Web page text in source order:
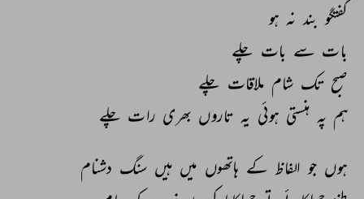
گفتگو بند نہ ہو
بات سے بات چلے
صبح تک شام ملاقات چلے
ہم پہ ہنستی ہوئی یہ تاروں بھری رات چلے
ہوں جو الفاظ کے ہاتھوں میں ہیں سنگ دشنام